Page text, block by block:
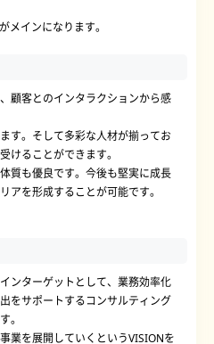
メインになります。
顧客とのインタラクションから感
す。そして多彩な人材が揃ってお
けることができます。
質も優良です。今後も堅実に成長
アを形成することが可能です。
ンターゲットとして、業務効率化
をサポートするコンサルティング
。
業を展開していくというVISIONを